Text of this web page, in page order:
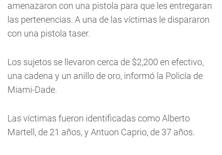
amenazaron con una pistola para que les entregaran
las pertenencias. A una de las víctimas le dispararon
con una pistola taser.
Los sujetos se llevaron cerca de $2,200 en efectivo,
una cadena y un anillo de oro, informó la Policía de
Miami-Dade.
Las víctimas fueron identificadas como Alberto
Martell, de 21 años, y Antuon Caprio, de 37 años.